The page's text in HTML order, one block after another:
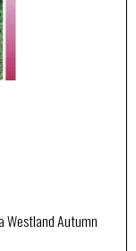
Westland Autumn